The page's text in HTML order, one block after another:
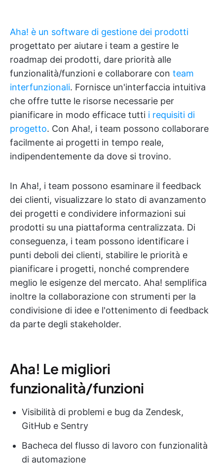
Aha! è un software di gestione dei prodotti
progettato per aiutare i team a gestire le
roadmap dei prodotti, dare priorità alle
funzionalità/funzioni e collaborare con team
interfunzionali. Fornisce un'interfaccia intuitiva
che offre tutte le risorse necessarie per
pianificare in modo efficace tutti i requisiti di
progetto. Con Aha!, i team possono collaborare
facilmente ai progetti in tempo reale,
indipendentemente da dove si trovino.
In Aha!, i team possono esaminare il feedback
dei clienti, visualizzare lo stato di avanzamento
dei progetti e condividere informazioni sui
prodotti su una piattaforma centralizzata. Di
conseguenza, i team possono identificare i
punti deboli dei clienti, stabilire le priorità e
pianificare i progetti, nonché comprendere
meglio le esigenze del mercato. Aha! semplifica
inoltre la collaborazione con strumenti per la
condivisione di idee e l'ottenimento di feedback
da parte degli stakeholder.
Aha! Le migliori
funzionalità/funzioni
Visibilità di problemi e bug da Zendesk,
GitHub e Sentry
Bacheca del flusso di lavoro con funzionalità
di automazione